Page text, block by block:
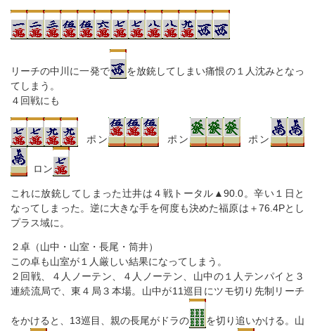
リーチの中川に一発で
を放銃してしまい痛恨の１人沈みとなっ
てしまう。
４回戦にも
ポン ポン ポン
ロン
これに放銃してしまった辻井は４戦トータル▲90.0。辛い１日と
なってしまった。逆に大きな手を何度も決めた福原は＋76.4Pとし
プラス域に。
２卓（山中・山室・長尾・筒井）
この卓も山室が１人厳しい結果になってしまう。
２回戦、４人ノーテン、４人ノーテン、山中の１人テンパイと３
連続流局で、東４局３本場。山中が11巡目にツモ切り先制リーチ
をかけると、13巡目、親の長尾がドラの を切り追いかける。山